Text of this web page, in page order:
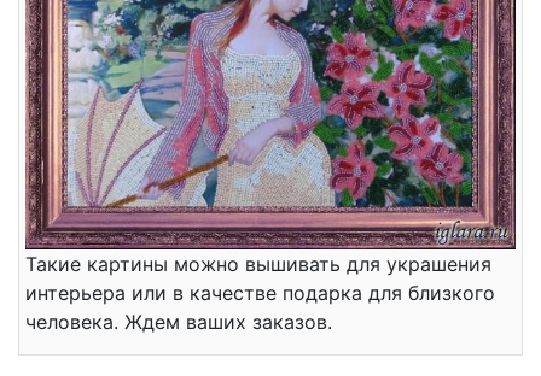
Такие картины можно вышивать для украшения
интерьера или в качестве подарка для близкого
человека. Ждем ваших заказов.